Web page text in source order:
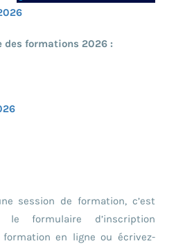
des formations 2026 :
session de formation, c’est
formulaire d’inscription
en ligne ou écrivez-